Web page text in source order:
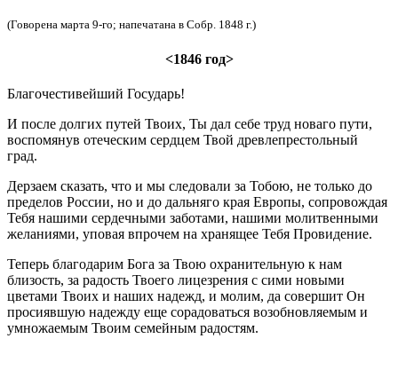
(Говорена марта 9-го; напечатана в Собр. 1848 г.)
<1846 год>
Благочестивейший Государь!
И после долгих путей Твоих, Ты дал себе труд новаго пути,
воспомянув отеческим сердцем Твой древлепрестольный
град.
Дерзаем сказать, что и мы следовали за Тобою, не только до
пределов России, но и до дальняго края Европы, сопровождая
Тебя нашими сердечными заботами, нашими молитвенными
желаниями, уповая впрочем на хранящее Тебя Провидение.
Теперь благодарим Бога за Твою охранительную к нам
близость, за радость Твоего лицезрения с сими новыми
цветами Твоих и наших надежд, и молим, да совершит Он
просиявшую надежду еще сорадоваться возобновляемым и
умножаемым Твоим семейным радостям.